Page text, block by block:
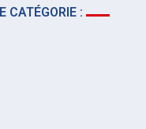
CATÉGORIE :